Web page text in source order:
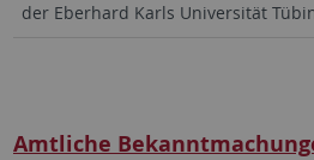
der Eberhard Karls Universität
Amtliche